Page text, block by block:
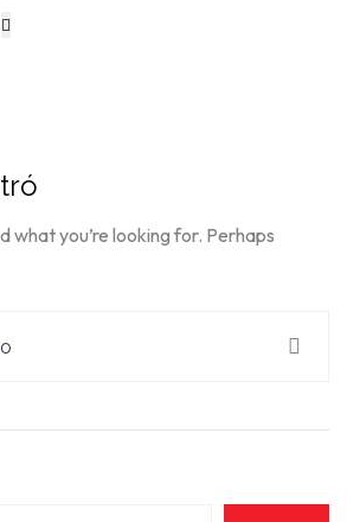
what you’re looking for. Perhaps